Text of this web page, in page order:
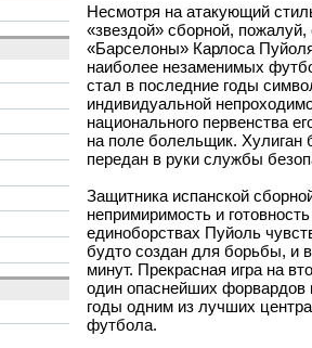
Несмотря на атакующий
«звездой» сборной,
«Барселоны» Карлоса
наиболее незаменимых
стал в последние годы
индивидуальной
национального первенства
на поле болельщик. Хулиган
передан в руки службы
Защитника испанской
непримиримость и
единоборствах Пуйоль
будто создан для борьбы, и
минут. Прекрасная игра на
один опаснейших форвардов
годы одним из лучших
футбола.